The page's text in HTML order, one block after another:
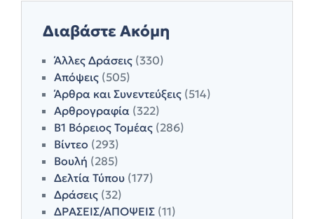
Διαβάστε Ακόμη
Άλλες Δράσεις (330)
Απόψεις (505)
Άρθρα και Συνεντεύξεις (514)
Αρθρογραφία (322)
Β1 Βόρειος Τομέας (286)
Βίντεο (293)
Βουλή (285)
Δελτία Τύπου (177)
Δράσεις (32)
ΔΡΑΣΕΙΣ/ΑΠΟΨΕΙΣ (11)